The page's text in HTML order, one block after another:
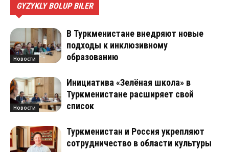
GYZYKLY BOLUP BILER
Новости
В Туркменистане внедряют новые
подходы к инклюзивному
образованию
Новости
Инициатива «Зелёная школа» в
Туркменистане расширяет свой
список
Туркменистан и Россия укрепляют
сотрудничество в области культуры